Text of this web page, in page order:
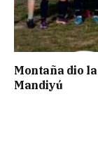
Montaña dio
Mandiyú